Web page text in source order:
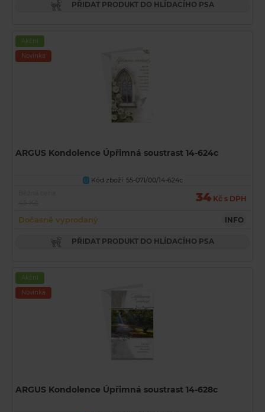
PŘIDAT PRODUKT DO HLÍDACÍHO PSA
Akční
Novinka
ARGUS Kondolence Úpřimná soustrast 14-624c
U Kód zboží: 55-071/00/14-624c
34 Kč s DPH
Dočasně vyprodaný INFO
PŘIDAT PRODUKT DO HLÍDACÍHO PSA
Akční
Novinka
ARGUS Kondolence Úpřimná soustrast 14-628c